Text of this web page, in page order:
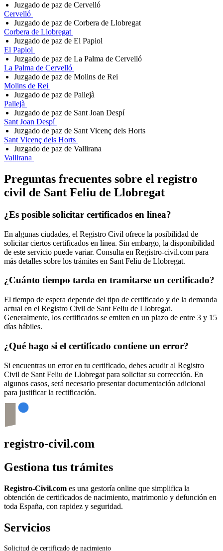
Juzgado de paz de Cervelló
Cervelló
Juzgado de paz de Corbera de Llobregat
Corbera de Llobregat
Juzgado de paz de El Papiol
El Papiol
Juzgado de paz de La Palma de Cervelló
La Palma de Cervelló
Juzgado de paz de Molins de Rei
Molins de Rei
Juzgado de paz de Pallejà
Pallejà
Juzgado de paz de Sant Joan Despí
Sant Joan Despí
Juzgado de paz de Sant Vicenç dels Horts
Sant Vicenç dels Horts
Juzgado de paz de Vallirana
Vallirana
Preguntas frecuentes sobre el registro
civil de Sant Feliu de Llobregat
¿Es posible solicitar certificados en línea?
En algunas ciudades, el Registro Civil ofrece la posibilidad de
solicitar ciertos certificados en línea. Sin embargo, la disponibilidad
de este servicio puede variar. Consulta en Registro-civil.com para
más detalles sobre los trámites en Sant Feliu de Llobregat.
¿Cuánto tiempo tarda en tramitarse un certificado?
El tiempo de espera depende del tipo de certificado y de la demanda
actual en el Registro Civil de Sant Feliu de Llobregat.
Generalmente, los certificados se emiten en un plazo de entre 3 y 15
días hábiles.
¿Qué hago si el certificado contiene un error?
Si encuentras un error en tu certificado, debes acudir al Registro
Civil de Sant Feliu de Llobregat para solicitar su corrección. En
algunos casos, será necesario presentar documentación adicional
para justificar la rectificación.
registro-civil.com
Gestiona tus trámites
Registro-Civil.com es una gestoría online que simplifica la
obtención de certificados de nacimiento, matrimonio y defunción en
toda España, con rapidez y seguridad.
Servicios
Solicitud de certificado de nacimiento